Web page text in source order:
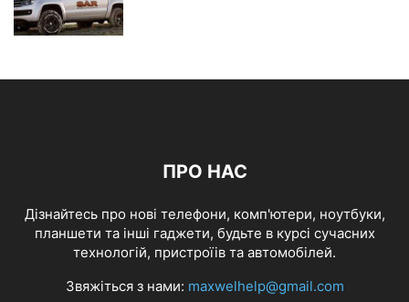
ПРО НАС
Дізнайтесь про нові телефони, комп'ютери, ноутбуки,
планшети та інші гаджети, будьте в курсі сучасних
технологій, пристроїів та автомобілей.
Звяжіться з нами: maxwelhelp@gmail.com